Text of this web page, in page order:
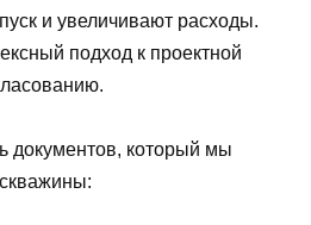
и увеличивают расходы.
подход к проектной
документов, который мы